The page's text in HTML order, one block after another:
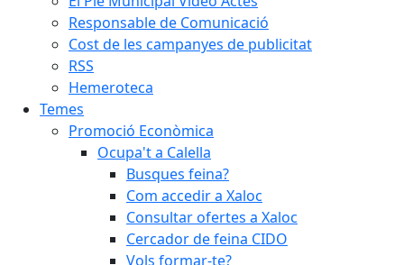
Responsable de Comunicació
Cost de les campanyes de publicitat
RSS
Hemeroteca
Temes
Promoció Econòmica
Ocupa't a Calella
Busques feina?
Com accedir a Xaloc
Consultar ofertes a Xaloc
Cercador de feina CIDO
Vols formar-te?